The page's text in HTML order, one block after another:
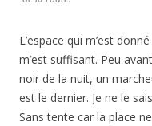
L’espace qui m’est
m’est suffisant. Peu
noir de la nuit, un
est le dernier. Je ne le
Sans tente car la place